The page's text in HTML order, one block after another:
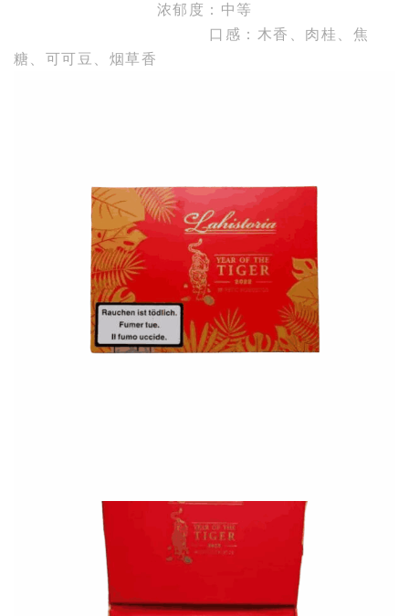
浓郁度：中等
口感：木香、肉桂、焦
糖、可可豆、烟草香